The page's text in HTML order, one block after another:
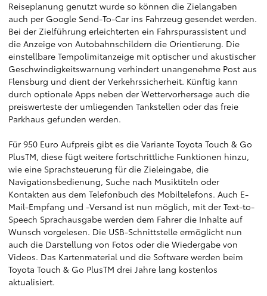
Reiseplanung genutzt wurde so können die Zielangaben
auch per Google Send-To-Car ins Fahrzeug gesendet werden.
Bei der Zielführung erleichterten ein Fahrspurassistent und
die Anzeige von Autobahnschildern die Orientierung. Die
einstellbare Tempolimitanzeige mit optischer und akustischer
Geschwindigkeitswarnung verhindert unangenehme Post aus
Flensburg und dient der Verkehrssicherheit. Künftig kann
durch optionale Apps neben der Wettervorhersage auch die
preiswerteste der umliegenden Tankstellen oder das freie
Parkhaus gefunden werden.
Für 950 Euro Aufpreis gibt es die Variante Toyota Touch & Go
PlusTM, diese fügt weitere fortschrittliche Funktionen hinzu,
wie eine Sprachsteuerung für die Zieleingabe, die
Navigationsbedienung, Suche nach Musiktiteln oder
Kontakten aus dem Telefonbuch des Mobiltelefons. Auch E-
Mail-Empfang und -Versand ist nun möglich, mit der Text-to-
Speech Sprachausgabe werden dem Fahrer die Inhalte auf
Wunsch vorgelesen. Die USB-Schnittstelle ermöglicht nun
auch die Darstellung von Fotos oder die Wiedergabe von
Videos. Das Kartenmaterial und die Software werden beim
Toyota Touch & Go PlusTM drei Jahre lang kostenlos
aktualisiert.